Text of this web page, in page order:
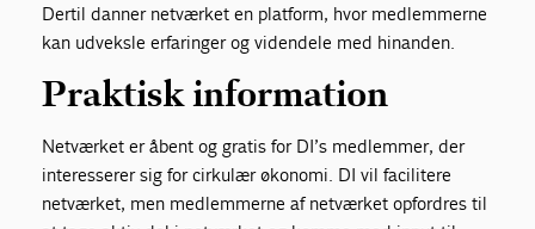
Dertil danner netværket en platform, hvor medlemmerne
kan udveksle erfaringer og videndele med hinanden.
Praktisk information
Netværket er åbent og gratis for DI’s medlemmer, der
interesserer sig for cirkulær økonomi. DI vil facilitere
netværket, men medlemmerne af netværket opfordres til